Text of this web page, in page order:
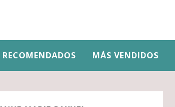
RECOMENDADOS MÁS VENDIDOS